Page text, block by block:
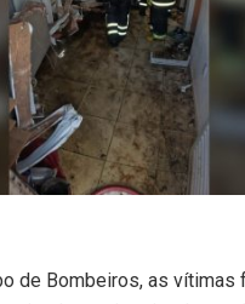
de Bombeiros, as vítimas